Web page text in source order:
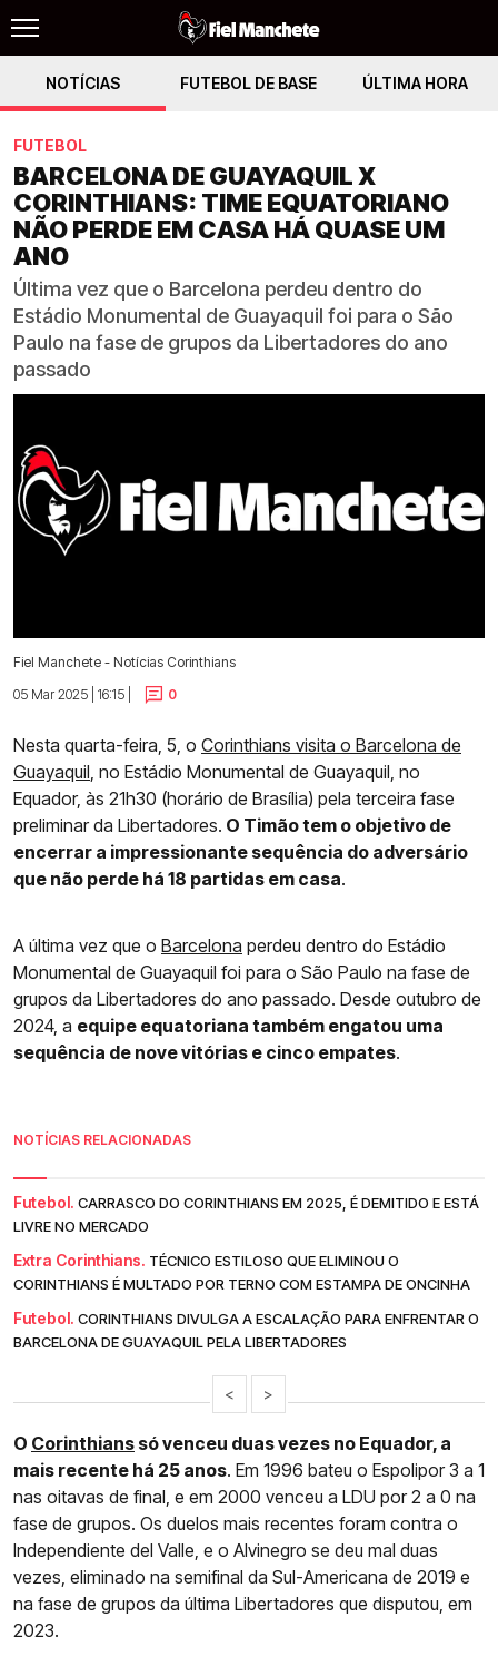
NOTÍCIAS FUTEBOL DE BASE ÚLTIMA HORA
FUTEBOL
BARCELONA DE GUAYAQUIL X
CORINTHIANS: TIME EQUATORIANO
NÃO PERDE EM CASA HÁ QUASE UM
ANO
Última vez que o Barcelona perdeu dentro do
Estádio Monumental de Guayaquil foi para o São
Paulo na fase de grupos da Libertadores do ano
passado
Fiel Manchete - Notícias Corinthians
05 Mar 2025 | 16:15 |
0
Nesta quarta-feira, 5, o Corinthians visita o Barcelona de
Guayaquil, no Estádio Monumental de Guayaquil, no
Equador, às 21h30 (horário de Brasília) pela terceira fase
preliminar da Libertadores. O Timão tem o objetivo de
encerrar a impressionante sequência do adversário
que não perde há 18 partidas em casa.
A última vez que o Barcelona perdeu dentro do Estádio
Monumental de Guayaquil foi para o São Paulo na fase de
grupos da Libertadores do ano passado. Desde outubro de
2024, a equipe equatoriana também engatou uma
sequência de nove vitórias e cinco empates.
NOTÍCIAS RELACIONADAS
Futebol. CARRASCO DO CORINTHIANS EM 2025, É DEMITIDO E ESTÁ
LIVRE NO MERCADO
Extra Corinthians. TÉCNICO ESTILOSO QUE ELIMINOU O
CORINTHIANS É MULTADO POR TERNO COM ESTAMPA DE ONCINHA
Futebol. CORINTHIANS DIVULGA A ESCALAÇÃO PARA ENFRENTAR O
BARCELONA DE GUAYAQUIL PELA LIBERTADORES
< >
O Corinthians só venceu duas vezes no Equador, a
mais recente há 25 anos. Em 1996 bateu o Espolipor 3 a 1
nas oitavas de final, e em 2000 venceu a LDU por 2 a 0 na
fase de grupos. Os duelos mais recentes foram contra o
Independiente del Valle, e o Alvinegro se deu mal duas
vezes, eliminado na semifinal da Sul-Americana de 2019 e
na fase de grupos da última Libertadores que disputou, em
2023.